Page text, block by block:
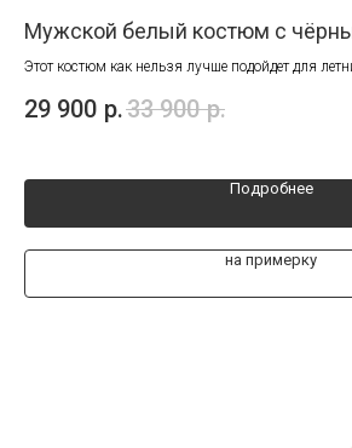
Мужской белый костюм с
Этот костюм как нельзя лучше подойдет для
посадка, которая выгодно подчеркивает фигуру
29 900 р.33 900 р.
Подробнее
на примерку